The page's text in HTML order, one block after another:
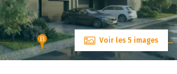
Voir les 5 images